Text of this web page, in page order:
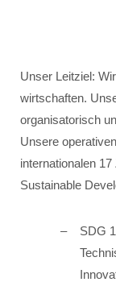
Unser Leitziel:
wirtschaften.
organisatorisch
Unsere
internationalen
Sustainable
SDG